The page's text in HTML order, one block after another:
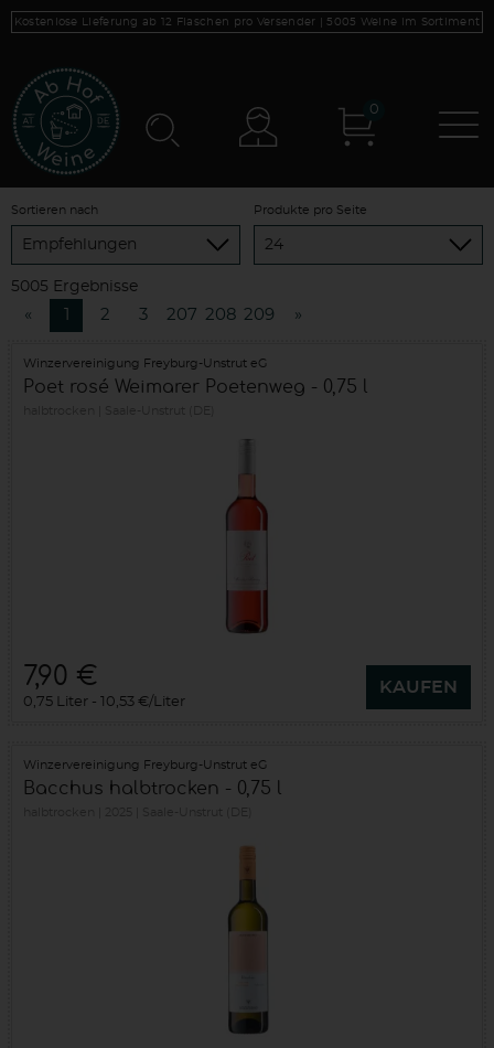
Kostenlose Lieferung ab 12 Flaschen pro Versender | 5005 Weine im Sortiment
Konto
0
Sortieren nach Produkte pro Seite
5005 Ergebnisse
« 2 3 207 208 209 »
Winzervereinigung Freyburg-Unstrut eG
Poet rosé Weimarer Poetenweg - 0,75 l
7,90 €
0,75 Liter 10,53 €/Liter
KAUFEN
Winzervereinigung Freyburg-Unstrut eG
Bacchus halbtrocken - 0,75 l